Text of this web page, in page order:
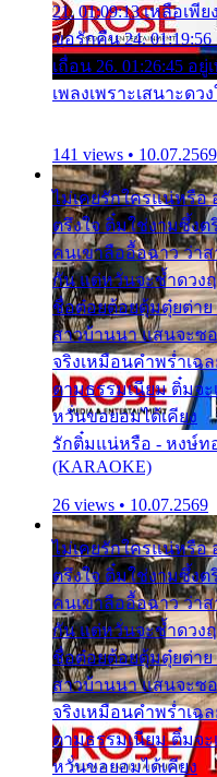
21. 01:09:13 เหลือเพีย
ขอรักคืน 24.
เถื่อน 26. 01:26:45 อยู่
เพลงเพราะเสนาะดว
141 views • 10.07.2569
ไม่เคยรักใครแน่หรือ
ตรึงใจ ติ๋มใช่งามซึ้ง
คนเขาลืออื้อฉาว ว่า
กัน แต่หวั่นจะช้ำดวง
ชื่อต๋อยต้อยตุ้มตุ๋ยต่าย
สาวบ้านนา แสนจะซ
จริงเหมือนคำพร่ำเฉ
ตามธรรมเนียม ติ๋มจ
หวั่นขอยอมได้เคียง
รักติ๋มแน่หรือ - หงษ์ท
(KARAOKE)
26 views • 10.07.2569
ไม่เคยรักใครแน่หรือ
ตรึงใจ ติ๋มใช่งามซึ้ง
คนเขาลืออื้อฉาว ว่า
กัน แต่หวั่นจะช้ำดวง
ชื่อต๋อยต้อยตุ้มตุ๋ยต่าย
สาวบ้านนา แสนจะซ
จริงเหมือนคำพร่ำเฉ
ตามธรรมเนียม ติ๋มจ
หวั่นขอยอมได้เคียง